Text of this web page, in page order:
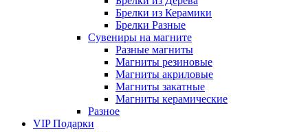
Брелки из Керамики
Брелки Разные
Сувениры на магните
Разные магниты
Магниты резиновые
Магниты акриловые
Магниты закатные
Магниты керамические
Разное
VIP Подарки